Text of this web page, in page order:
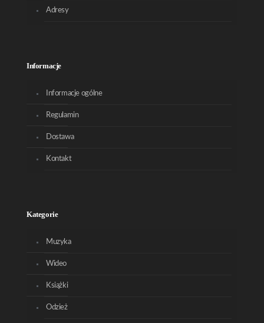
Adresy
Informacje
Informacje ogólne
Regulamin
Dostawa
Kontakt
Kategorie
Muzyka
Wideo
Książki
Odzież